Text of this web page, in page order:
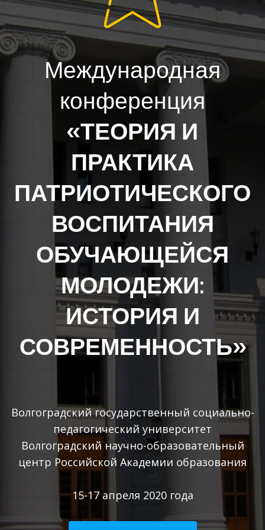
Международная
конференция
«ТЕОРИЯ И
ПРАКТИКА
ПАТРИОТИЧЕСКОГО
ВОСПИТАНИЯ
ОБУЧАЮЩЕЙСЯ
МОЛОДЕЖИ:
ИСТОРИЯ И
СОВРЕМЕННОСТЬ»
Волгоградский государственный социально-
педагогический университет
Волгоградский научно-образовательный
центр Российской Академии образования
15-17 апреля 2020 года